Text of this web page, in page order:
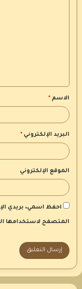
ق
*الاسم *
البريد الإلكتروني *
الموقع الإلكتروني
احفظ اسمي، بريدي
المتصفح لاستخدامها